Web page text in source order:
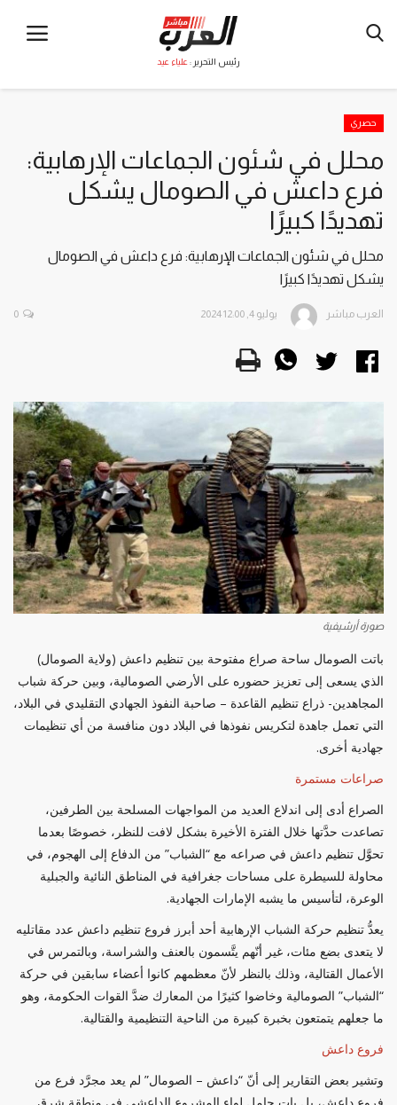
رئيس التحرير : علياء عيد
حصري
محلل في شئون الجماعات الإرهابية:
فرع داعش في الصومال يشكل
تهديدًا كبيرًا
محلل في شئون الجماعات الإرهابية: فرع داعش في الصومال
يشكل تهديدًا كبيرًا
العرب مباشر يوليو 4, 2024 12:00 0
صورة أرشيفية
باتت الصومال ساحة صراع مفتوحة بين تنظيم داعش (ولاية الصومال)
الذي يسعى إلى تعزيز حضوره على الأرضي الصومالية، وبين حركة شباب
المجاهدين- ذراع تنظيم القاعدة – صاحبة النفوذ الجهادي التقليدي في البلاد،
التي تعمل جاهدة لتكريس نفوذها في البلاد دون منافسة من أي تنظيمات
جهادية أخرى.
صراعات مستمرة
الصراع أدى إلى اندلاع العديد من المواجهات المسلحة بين الطرفين،
تصاعدت حدَّتها خلال الفترة الأخيرة بشكل لافت للنظر، خصوصًا بعدما
تحوَّل تنظيم داعش في صراعه مع “الشباب” من الدفاع إلى الهجوم، في
محاولة للسيطرة على مساحات جغرافية في المناطق النائية والجبلية
الوعرة، لتأسيس ما يشبه الإمارات الجهادية.
يعدُّ تنظيم حركة الشباب الإرهابية أحد أبرز فروع تنظيم داعش عدد مقاتليه
لا يتعدى بضع مئات، غير أنّهم يتَّسمون بالعنف والشراسة، وبالتمرس في
الأعمال القتالية، وذلك بالنظر لأنّ معظمهم كانوا أعضاء سابقين في حركة
“الشباب” الصومالية وخاضوا كثيرًا من المعارك ضدَّ القوات الحكومة، وهو
ما جعلهم يتمتعون بخبرة كبيرة من الناحية التنظيمية والقتالية.
فروع داعش
وتشير بعض التقارير إلى أنّ “داعش – الصومال” لم يعد مجرَّد فرع من
فروع داعش، بل بات حامل لواء المشروع الداعشي في منطقة شرق